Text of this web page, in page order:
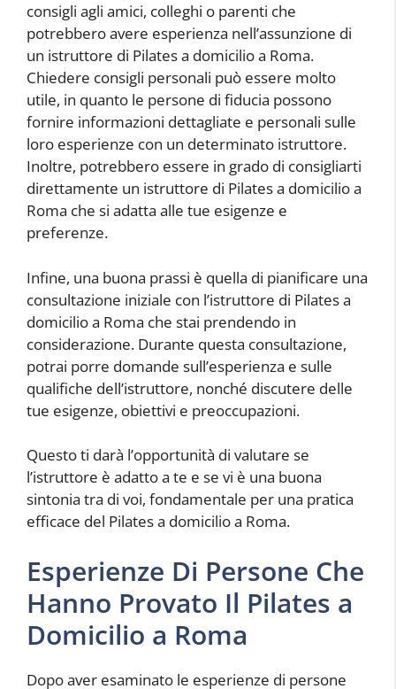
consigli agli amici, colleghi o parenti che
potrebbero avere esperienza nell’assunzione di
un istruttore di Pilates a domicilio a Roma.
Chiedere consigli personali può essere molto
utile, in quanto le persone di fiducia possono
fornire informazioni dettagliate e personali sulle
loro esperienze con un determinato istruttore.
Inoltre, potrebbero essere in grado di consigliarti
direttamente un istruttore di Pilates a domicilio a
Roma che si adatta alle tue esigenze e
preferenze.
Infine, una buona prassi è quella di pianificare una
consultazione iniziale con l’istruttore di Pilates a
domicilio a Roma che stai prendendo in
considerazione. Durante questa consultazione,
potrai porre domande sull’esperienza e sulle
qualifiche dell’istruttore, nonché discutere delle
tue esigenze, obiettivi e preoccupazioni.
Questo ti darà l’opportunità di valutare se
l’istruttore è adatto a te e se vi è una buona
sintonia tra di voi, fondamentale per una pratica
efficace del Pilates a domicilio a Roma.
Esperienze Di Persone Che
Hanno Provato Il Pilates a
Domicilio a Roma
Dopo aver esaminato le esperienze di persone